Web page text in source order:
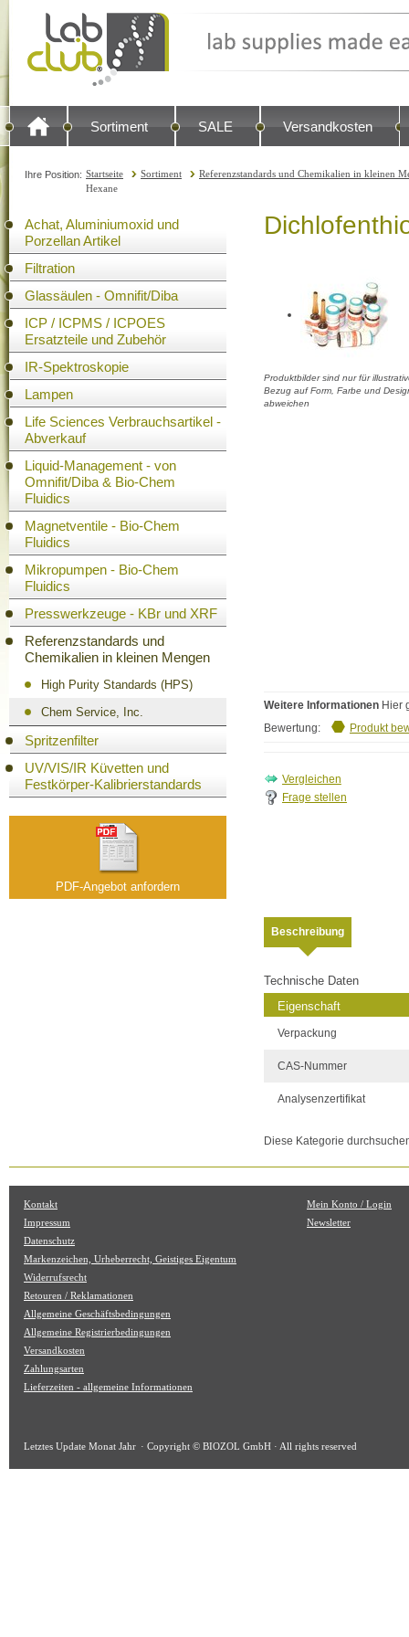
Sortiment SALE Versandkosten
Ihre Position: Startseite Sortiment
Referenzstandards und Chemikalien in kleinen
Hexane
Achat, Aluminiumoxid und
Porzellan Artikel
Filtration
Glassäulen - Omnifit/Diba
ICP / ICPMS / ICPOES
Ersatzteile und Zubehör
IR-Spektroskopie
Lampen
Life Sciences Verbrauchsartikel -
Abverkauf
Liquid-Management - von
Omnifit/Diba & Bio-Chem
Fluidics
Magnetventile - Bio-Chem
Fluidics
Mikropumpen - Bio-Chem
Fluidics
Presswerkzeuge - KBr und XRF
Referenzstandards und
Chemikalien in kleinen Mengen
High Purity Standards (HPS)
Chem Service, Inc.
Spritzenfilter
UV/VIS/IR Küvetten und
Festkörper-Kalibrierstandards
PDF-Angebot anfordern
Produktbilder sind nur für
Bezug auf Form, Farbe und
abweichen
Weitere Informationen Hier
Bewertung:
Produkt
Frage stellen
Beschreibung
Technische Daten
Eigenschaft
Verpackung
CAS-Nummer
Analysenzertifikat
Diese Kategorie
Kontakt
Impressum
Datenschutz
Markenzeichen, Urheberrecht, Geistiges Eigentum
Widerrufsrecht
Retouren / Reklamationen
Allgemeine Geschäftsbedingungen
Allgemeine Registrierbedingungen
Versandkosten
Zahlungsarten
Lieferzeiten - allgemeine Informationen
Mein Konto / Login
Newsletter
Letztes Update Monat Jahr · Copyright © BIOZOL GmbH · All rights reserved